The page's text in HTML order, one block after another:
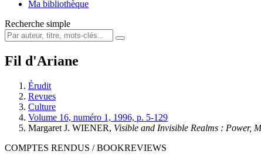
Ma bibliothèque
Recherche simple
Fil d'Ariane
Érudit
Revues
Culture
Volume 16, numéro 1, 1996, p. 5-129
Margaret J. WIENER, Visible and Invisible Realms : Power,
COMPTES RENDUS / BOOKREVIEWS